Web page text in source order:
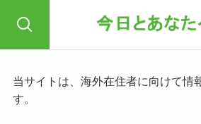
当サイトは、海外在住者に向けて情
す。